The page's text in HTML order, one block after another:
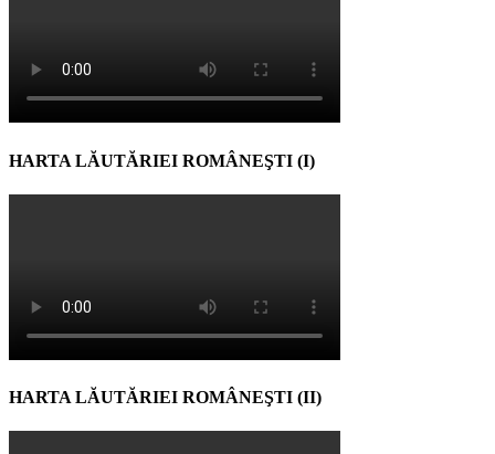
HARTA LĂUTĂRIEI ROMÂNEŞTI (I)
HARTA LĂUTĂRIEI ROMÂNEŞTI (II)